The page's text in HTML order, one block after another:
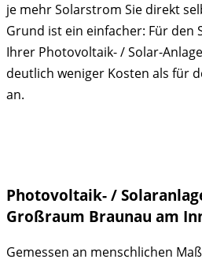
je mehr Solarstrom Sie direkt
Grund ist ein einfacher: Für den
Ihrer Photovoltaik- / Solar-
deutlich weniger Kosten als für
an.
Photovoltaik- /
Großraum Braunau am
Gemessen an menschlichen